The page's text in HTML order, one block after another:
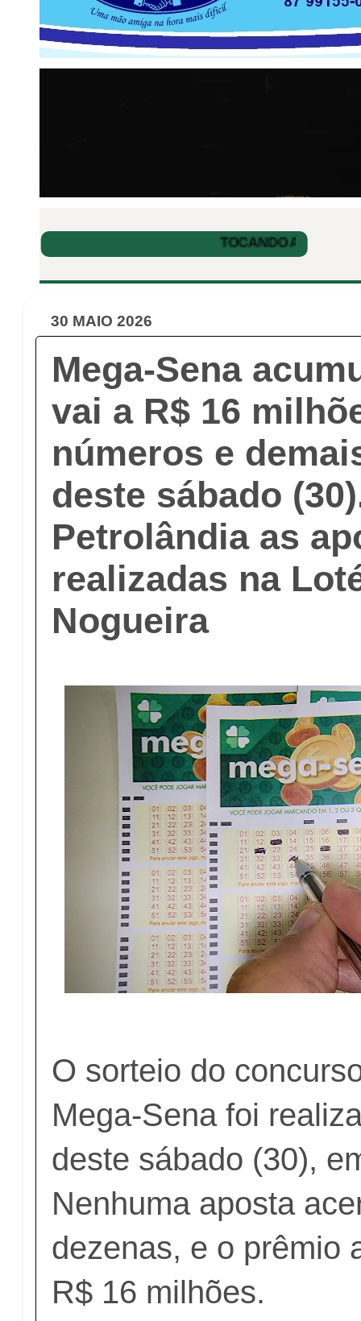
30 MAIO 2026
Mega-Sena
vai a R$ 16
números e
deste sábado
Petrolândia as
realizadas na
Nogueira
O sorteio do
Mega-Sena foi
deste sábado (30),
Nenhuma aposta
dezenas, e o prêmio
R$ 16 milhões.